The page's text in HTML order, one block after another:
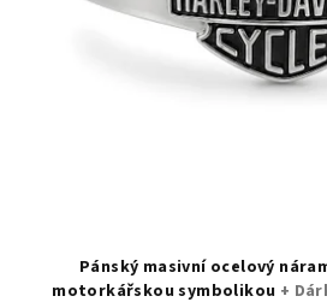
Pánský masivní ocelový
motorkářskou symbolikou +